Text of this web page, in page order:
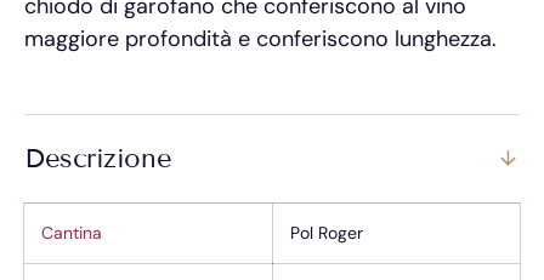
maggiore profondità e conferiscono lunghezza.
Descrizione
Cantina Pol Roger